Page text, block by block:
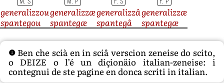
generalizzougeneralizzægeneralizzâgeneralizzæ
spantegou
spantegæ spantegâ spantegæ
Ben che scià en in sciâ verscion zeneise do scito,
o DEIZE o l’é un diçionäio italian-zeneise: i
contegnui de ste pagine en donca scriti in italian.